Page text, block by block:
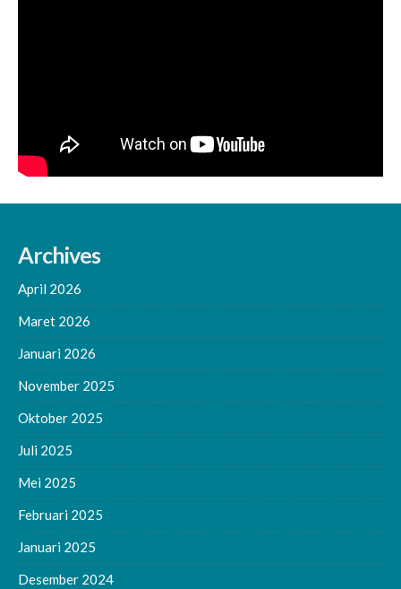
Archives
April 2026
Maret 2026
Januari 2026
November 2025
Oktober 2025
Juli 2025
Mei 2025
Februari 2025
Januari 2025
Desember 2024